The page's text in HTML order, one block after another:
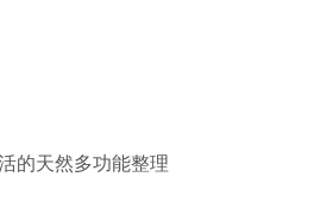
的天然多功能整理